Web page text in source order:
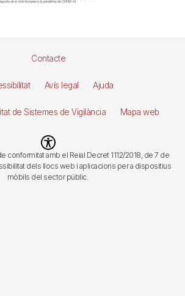
Contacte
Avís legal Ajuda
de Sistemes de Vigilància Mapa web
Imagen
conformitat amb el Reial Decret 1112/2018, de 7 de
dels llocs web i aplicacions per a dispositius
mòbils del sector públic.